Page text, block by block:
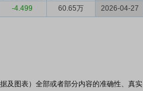
-4.499 60.65万 2026-04-27
及图表）全部或者部分内容的准确性、真实